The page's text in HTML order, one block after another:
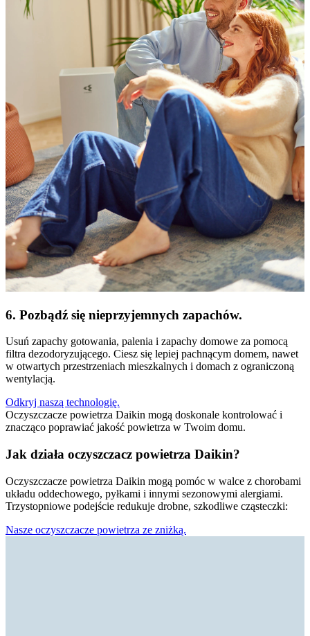
6. Pozbądź się nieprzyjemnych zapachów.
Usuń zapachy gotowania, palenia i zapachy domowe za pomocą
filtra dezodoryzującego. Ciesz się lepiej pachnącym domem, nawet
w otwartych przestrzeniach mieszkalnych i domach z ograniczoną
wentylacją.
Odkryj naszą technologię.
Oczyszczacze powietrza Daikin mogą doskonale kontrolować i
znacząco poprawiać jakość powietrza w Twoim domu.
Jak działa oczyszczacz powietrza Daikin?
Oczyszczacze powietrza Daikin mogą pomóc w walce z chorobami
układu oddechowego, pyłkami i innymi sezonowymi alergiami.
Trzystopniowe podejście redukuje drobne, szkodliwe cząsteczki:
Nasze oczyszczacze powietrza ze zniżką.